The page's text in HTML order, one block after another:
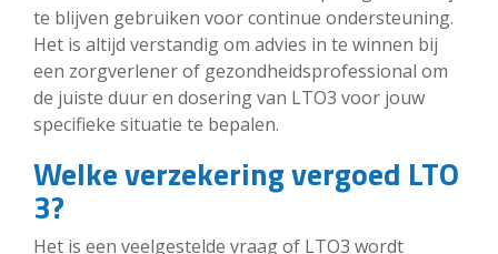
te blijven gebruiken voor continue ondersteuning.
Het is altijd verstandig om advies in te winnen bij
een zorgverlener of gezondheidsprofessional om
de juiste duur en dosering van LTO3 voor jouw
specifieke situatie te bepalen.
Welke verzekering vergoed LTO
3?
Het is een veelgestelde vraag of LTO3 wordt